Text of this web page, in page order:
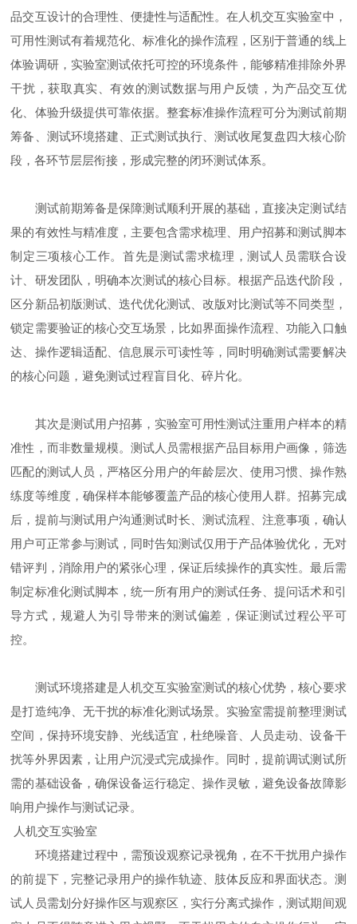
品交互设计的合理性、便捷性与适配性。在人机交互实验室中，
可用性测试有着规范化、标准化的操作流程，区别于普通的线上
体验调研，实验室测试依托可控的环境条件，能够精准排除外界
干扰，获取真实、有效的测试数据与用户反馈，为产品交互优
化、体验升级提供可靠依据。整套标准操作流程可分为测试前期
筹备、测试环境搭建、正式测试执行、测试收尾复盘四大核心阶
段，各环节层层衔接，形成完整的闭环测试体系。
测试前期筹备是保障测试顺利开展的基础，直接决定测试结
果的有效性与精准度，主要包含需求梳理、用户招募和测试脚本
制定三项核心工作。首先是测试需求梳理，测试人员需联合设
计、研发团队，明确本次测试的核心目标。根据产品迭代阶段，
区分新品初版测试、迭代优化测试、改版对比测试等不同类型，
锁定需要验证的核心交互场景，比如界面操作流程、功能入口触
达、操作逻辑适配、信息展示可读性等，同时明确测试需要解决
的核心问题，避免测试过程盲目化、碎片化。
其次是测试用户招募，实验室可用性测试注重用户样本的精
准性，而非数量规模。测试人员需根据产品目标用户画像，筛选
匹配的测试人员，严格区分用户的年龄层次、使用习惯、操作熟
练度等维度，确保样本能够覆盖产品的核心使用人群。招募完成
后，提前与测试用户沟通测试时长、测试流程、注意事项，确认
用户可正常参与测试，同时告知测试仅用于产品体验优化，无对
错评判，消除用户的紧张心理，保证后续操作的真实性。最后需
制定标准化测试脚本，统一所有用户的测试任务、提问话术和引
导方式，规避人为引导带来的测试偏差，保证测试过程公平可
控。
测试环境搭建是人机交互实验室测试的核心优势，核心要求
是打造纯净、无干扰的标准化测试场景。实验室需提前整理测试
空间，保持环境安静、光线适宜，杜绝噪音、人员走动、设备干
扰等外界因素，让用户沉浸式完成操作。同时，提前调试测试所
需的基础设备，确保设备运行稳定、操作灵敏，避免设备故障影
响用户操作与测试记录。
人机交互实验室
环境搭建过程中，需预设观察记录视角，在不干扰用户操作
的前提下，完整记录用户的操作轨迹、肢体反应和界面状态。测
试人员需划分好操作区与观察区，实行分离式操作，测试期间观